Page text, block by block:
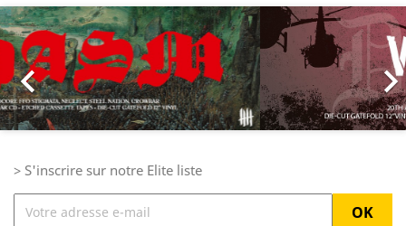

Précédent
> S'inscrire sur notre Elite liste